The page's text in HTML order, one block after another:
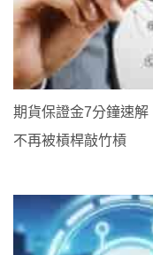
期貨保證金7分鐘速
不再被槓桿敲竹槓